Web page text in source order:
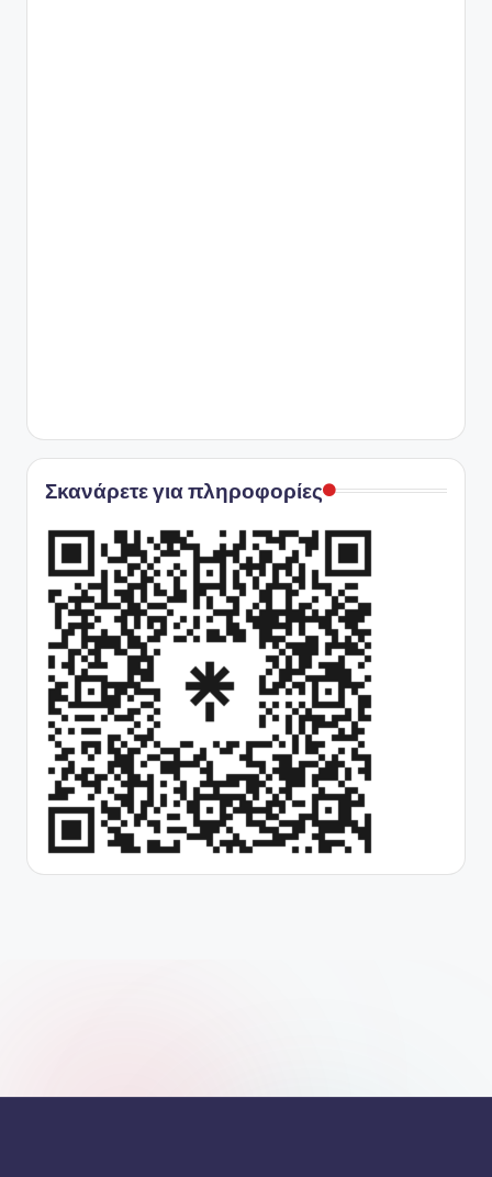
Σκανάρετε για πληροφορίες